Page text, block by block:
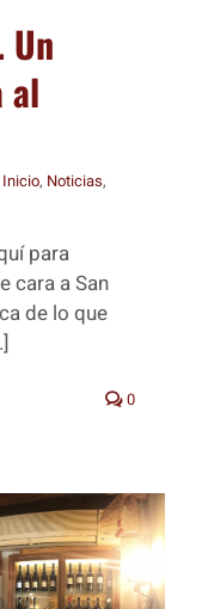
Un
al
Inicio, Noticias,
para
cara a San
de lo que
0